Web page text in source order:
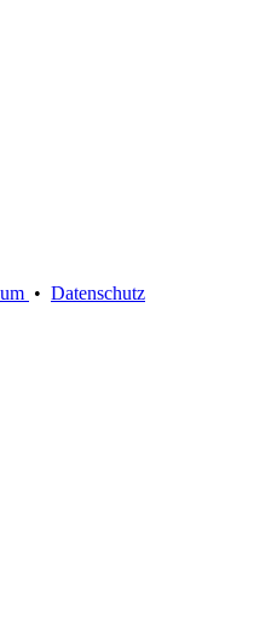
• Datenschutz